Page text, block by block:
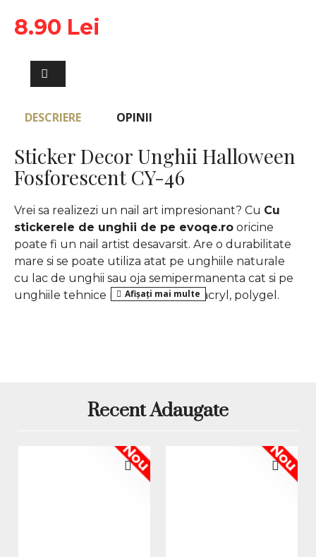
8.90 Lei
DESCRIERE OPINII
Sticker Decor Unghii Halloween
Fosforescent CY-46
Vrei sa realizezi un nail art impresionant? Cu Cu
stickerele de unghii de pe evoqe.ro oricine
poate fi un nail artist desavarsit. Are o durabilitate
mare si se poate utiliza atat pe unghiile naturale
cu lac de unghii sau oja semipermanenta cat si pe
unghiile tehnice realizate cu gel, acryl, polygel.
Pregateste unghia si cuticulele
Desprinde modelul cu o penseta
Pozitioneaza pe unghie cu partea lipicioasa
Recent Adaugate
Nou Nou